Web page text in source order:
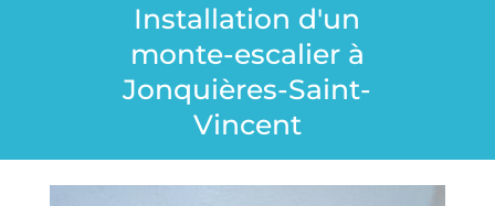
Installation d'un
monte-escalier à
Jonquières-Saint-
Vincent